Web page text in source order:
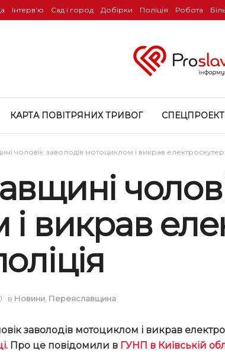
Інтервʼю Сад і город Добірки Поліція Робота
КАРТА ПОВІТРЯНИХ ТРИВОГ
чоловік заволодів мотоциклом і викрав
викрав
в Новини, Переяславщина
заволодів мотоциклом і викрав
. Про це повідомили в ГУНП в Київській